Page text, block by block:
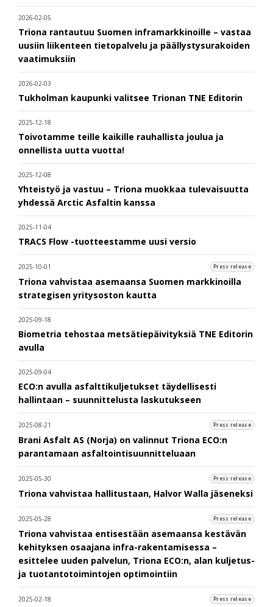
2026-02-05
Triona rantautuu Suomen inframarkkinoille – vastaa
uusiin liikenteen tietopalvelu ja päällystysurakoiden
vaatimuksiin
2026-02-03
Tukholman kaupunki valitsee Trionan TNE Editorin
2025-12-18
Toivotamme teille kaikille rauhallista joulua ja
onnellista uutta vuotta!
2025-12-08
Yhteistyö ja vastuu – Triona muokkaa tulevaisuutta
yhdessä Arctic Asfaltin kanssa
2025-11-04
TRACS Flow -tuotteestamme uusi versio
2025-10-01 Press release
Triona vahvistaa asemaansa Suomen markkinoilla
strategisen yritysoston kautta
2025-09-18
Biometria tehostaa metsätiepäivityksiä TNE Editorin
avulla
2025-09-04
ECO:n avulla asfalttikuljetukset täydellisesti
hallintaan – suunnittelusta laskutukseen
2025-08-21 Press release
Brani Asfalt AS (Norja) on valinnut Triona ECO:n
parantamaan asfaltointisuunnitteluaan
2025-05-30 Press release
Triona vahvistaa hallitustaan, Halvor Walla jäseneksi
2025-05-28 Press release
Triona vahvistaa entisestään asemaansa kestävän
kehityksen osaajana infra-rakentamisessa –
esittelee uuden palvelun, Triona ECO:n, alan kuljetus-
ja tuotantotoimintojen optimointiin
2025-02-18 Press release